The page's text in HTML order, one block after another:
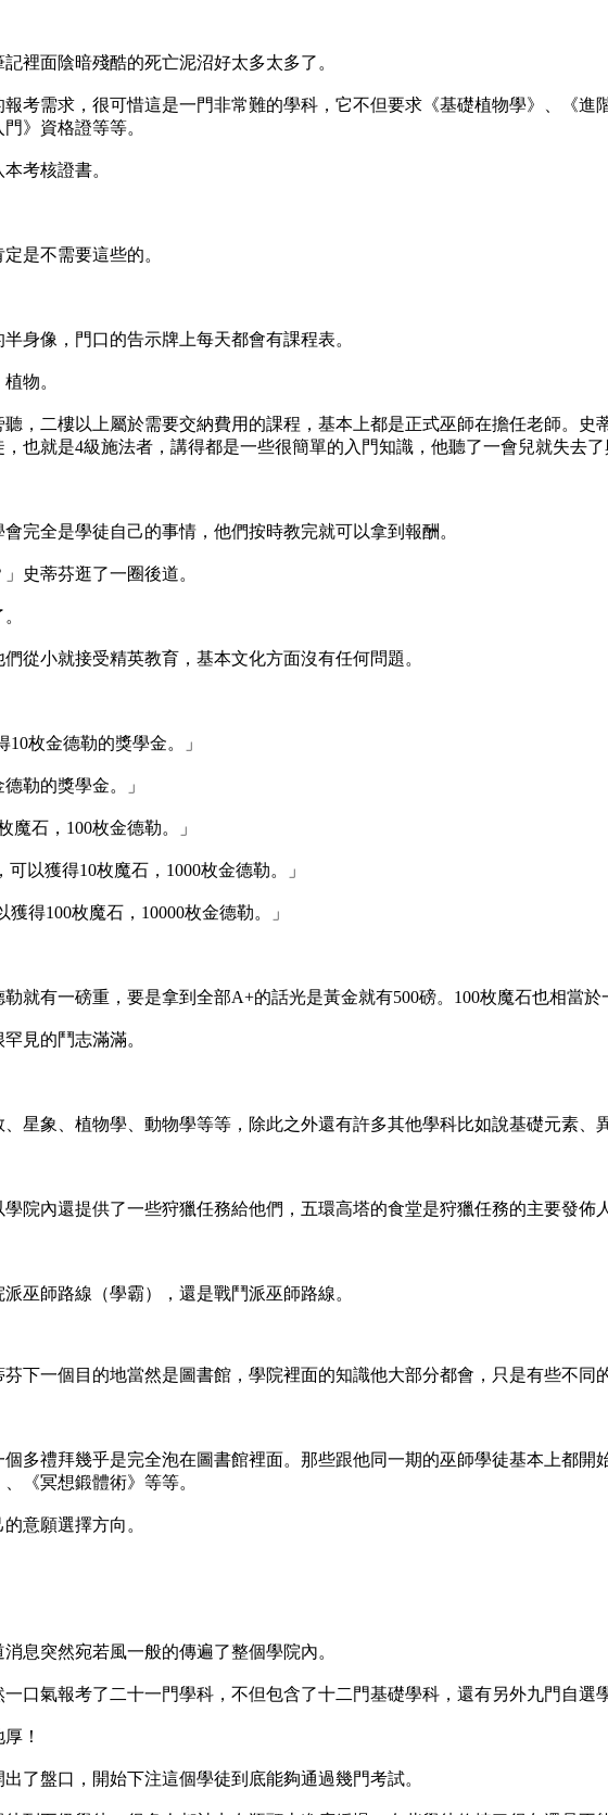
裡面陰暗殘酷的死亡泥沼好太多太多了。
考需求，很可惜這是一門非常難的學科，它不但要求《基礎植物學》、《
》資格證等等。
考核證書。
是不需要這些的。
身像，門口的告示牌上每天都會有課程表。
物。
，二樓以上屬於需要交納費用的課程，基本上都是正式巫師在擔任老師。
也就是4級施法者，講得都是一些很簡單的入門知識，他聽了一會兒就失去了
完全是學徒自己的事情，他們按時教完就可以拿到報酬。
史蒂芬逛了一圈後道。
從小就接受精英教育，基本文化方面沒有任何問題。
枚金德勒的獎學金。」
勒的獎學金。」
石，100枚金德勒。」
以獲得10枚魔石，1000枚金德勒。」
得100枚魔石，10000枚金德勒。」
就有一磅重，要是拿到全部A+的話光是黃金就有500磅。100枚魔石也相當於
見的鬥志滿滿。
星象、植物學、動物學等等，除此之外還有許多其他學科比如說基礎元素、
院內還提供了一些狩獵任務給他們，五環高塔的食堂是狩獵任務的主要發佈人
巫師路線（學霸），還是戰鬥派巫師路線。
下一個目的地當然是圖書館，學院裡面的知識他大部分都會，只是有些不同
多禮拜幾乎是完全泡在圖書館裡面。那些跟他同一期的巫師學徒基本上都開
《冥想鍛體術》等等。
意願選擇方向。
息突然宛若風一般的傳遍了整個學院內。
口氣報考了二十一門學科，不但包含了十二門基礎學科，還有另外九門自選
！
了盤口，開始下注這個學徒到底能夠通過幾門考試。